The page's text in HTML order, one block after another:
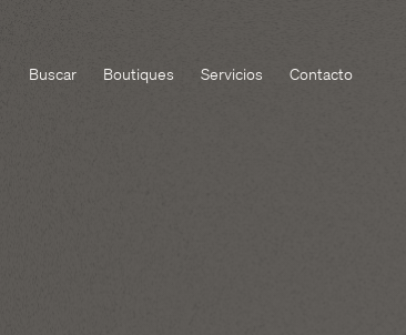
Buscar Boutiques Servicios Contacto